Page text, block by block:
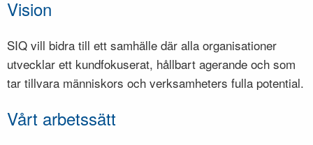
Vision
SIQ vill bidra till ett samhälle där alla organisationer
utvecklar ett kundfokuserat, hållbart agerande och som
tar tillvara människors och verksamheters fulla potential.
Vårt arbetssätt